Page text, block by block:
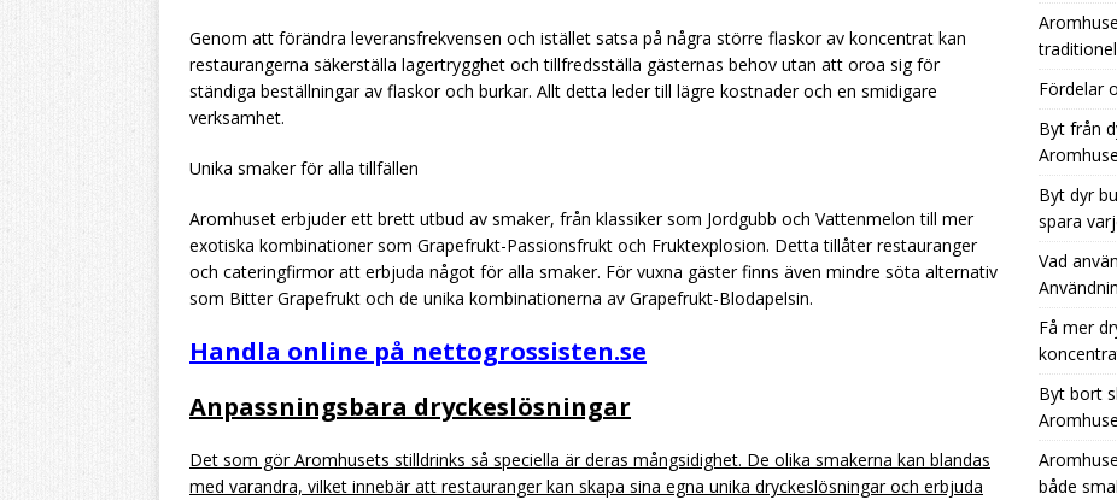
Genom att förändra leveransfrekvensen och istället satsa på några större flaskor av koncentrat kan
restaurangerna säkerställa lagertrygghet och tillfredsställa gästernas behov utan att oroa sig för
ständiga beställningar av flaskor och burkar. Allt detta leder till lägre kostnader och en smidigare
verksamhet.
Unika smaker för alla tillfällen
Aromhuset erbjuder ett brett utbud av smaker, från klassiker som Jordgubb och Vattenmelon till mer
exotiska kombinationer som Grapefrukt-Passionsfrukt och Fruktexplosion. Detta tillåter restauranger
och cateringfirmor att erbjuda något för alla smaker. För vuxna gäster finns även mindre söta alternativ
som Bitter Grapefrukt och de unika kombinationerna av Grapefrukt-Blodapelsin.
Handla online på nettogrossisten.se
Anpassningsbara dryckeslösningar
Det som gör Aromhusets stilldrinks så speciella är deras mångsidighet. De olika smakerna kan blandas
med varandra, vilket innebär att restauranger kan skapa sina egna unika dryckeslösningar och erbjuda
Fördelar
Byt från
Byt dyr
spara
Vad
Få mer
Byt bort
både